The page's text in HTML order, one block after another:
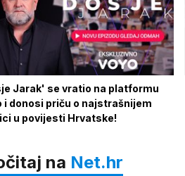
Jarak' se vratio na platformu
i donosi priču o najstrašnijem
u povijesti Hrvatske!
na Net.hr